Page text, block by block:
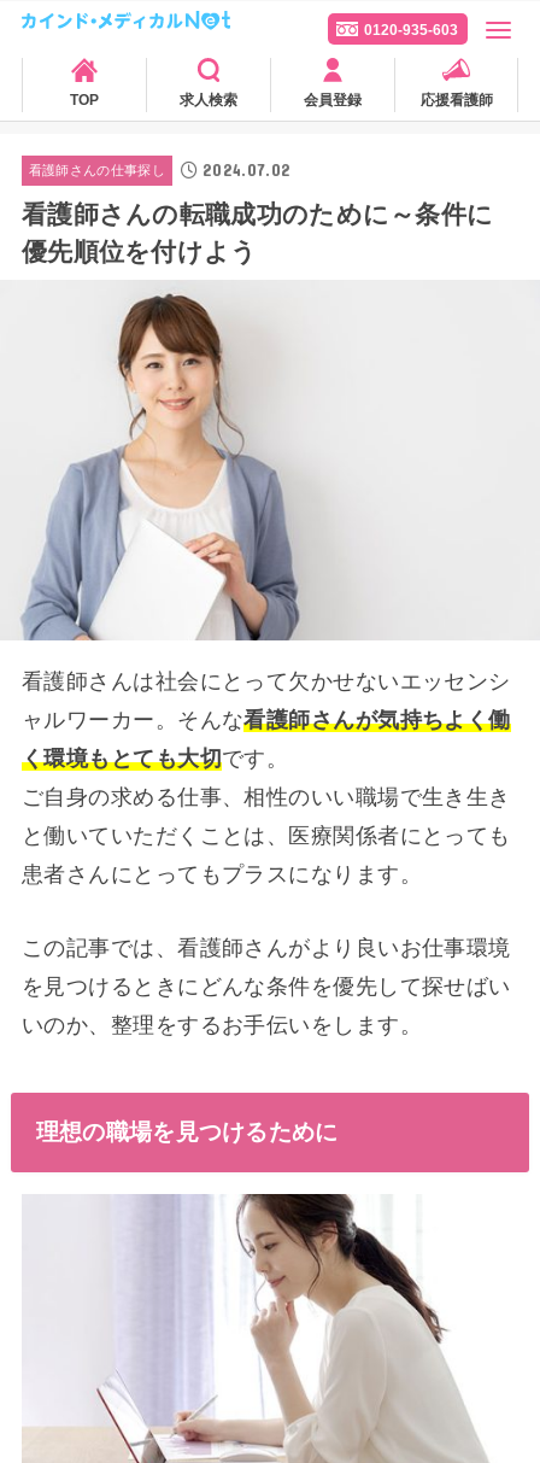
0120-935-603
TOP 求人検索 会員登録 応援看護師
看護師さんの仕事探し 2024.07.02
看護師さんの転職成功のために～条件に
優先順位を付けよう
看護師さんは社会にとって欠かせないエッセンシ
ャルワーカー。そんな看護師さんが気持ちよく働
く環境もとても大切です。
ご自身の求める仕事、相性のいい職場で生き生き
と働いていただくことは、医療関係者にとっても
患者さんにとってもプラスになります。
この記事では、看護師さんがより良いお仕事環境
を見つけるときにどんな条件を優先して探せばい
いのか、整理をするお手伝いをします。
理想の職場を見つけるために